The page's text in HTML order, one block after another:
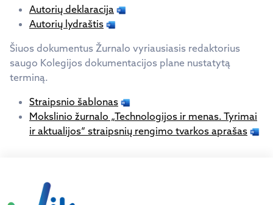
Autorių deklaracija
Autorių lydraštis
Šiuos dokumentus Žurnalo vyriausiasis redaktorius
saugo Kolegijos dokumentacijos plane nustatytą
terminą.
Straipsnio šablonas
Mokslinio žurnalo „Technologijos ir menas. Tyrimai
ir aktualijos“ straipsnių rengimo tvarkos aprašas